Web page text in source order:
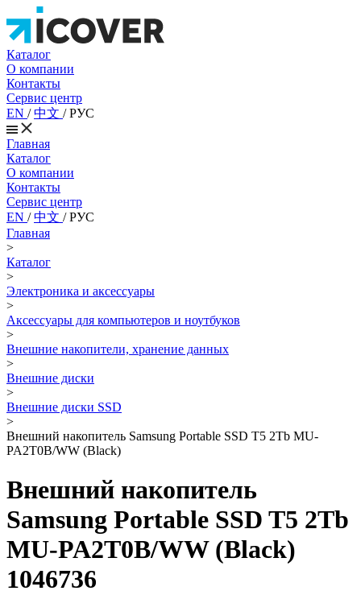
Каталог
О компании
Контакты
Сервис центр
EN /中文 /РУС
Главная
Каталог
О компании
Контакты
Сервис центр
EN /中文 /РУС
Главная
>
Каталог
>
Электроника и аксессуары
>
Аксессуары для компьютеров и ноутбуков
>
Внешние накопители, хранение данных
>
Внешние диски
>
Внешние диски SSD
>
Внешний накопитель Samsung Portable SSD T5 2Tb MU-
PA2T0B/WW (Black)
Внешний накопитель
Samsung Portable SSD T5 2Tb
MU-PA2T0B/WW (Black)
1046736